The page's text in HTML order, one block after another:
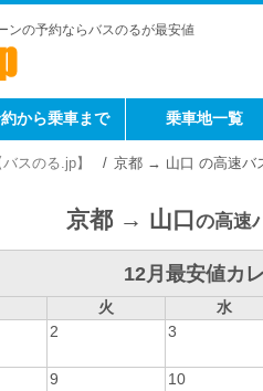
ンの予約ならバスのるが最安値
から乗車まで 乗車地一覧
スのる.jp】 京都 → 山口 の高速バ
京都 → 山口の高速
12月最安値カ
火 水
2 3
9 10